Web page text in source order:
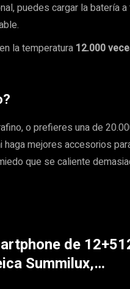
puedes cargar la batería
la temperatura 12.000
o prefieres una de
mejores accesorios
que se caliente
de
Summilux,…